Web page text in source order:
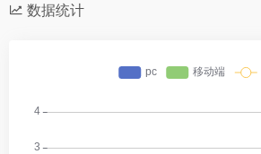
数据统计